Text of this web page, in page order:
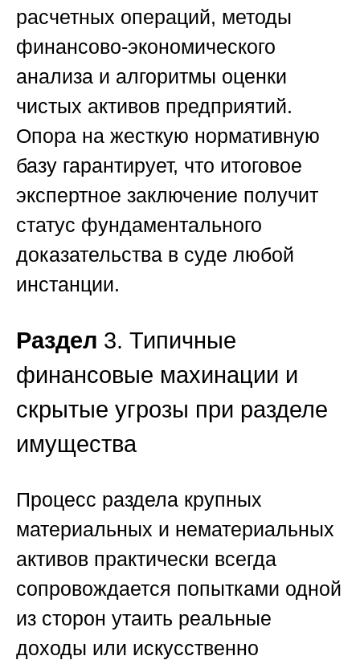
расчетных операций, методы
финансово-экономического
анализа и алгоритмы оценки
чистых активов предприятий.
Опора на жесткую нормативную
базу гарантирует, что итоговое
экспертное заключение получит
статус фундаментального
доказательства в суде любой
инстанции.
Раздел 3. Типичные
финансовые махинации и
скрытые угрозы при разделе
имущества
Процесс раздела крупных
материальных и нематериальных
активов практически всегда
сопровождается попытками одной
из сторон утаить реальные
доходы или искусственно